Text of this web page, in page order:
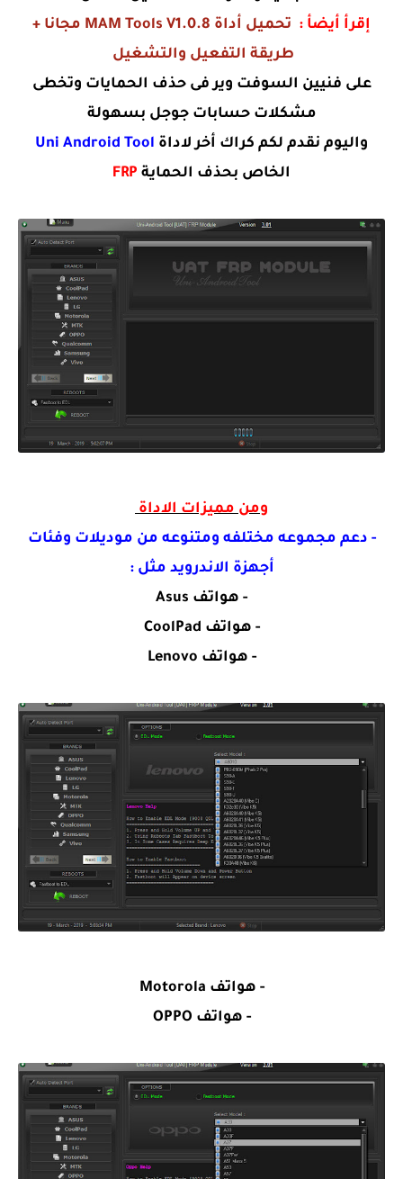
إقرأ أيضأ :
تحميل أداة MAM Tools V1.0.8 مجانا +
طريقة التفعيل والتشغيل
على فنيين السوفت وير فى حذف الحمايات وتخطى
مشكلات حسابات جوجل بسهولة
واليوم نقدم لكم كراك أخر لاداة Uni Android Tool
الخاص بحذف الحماية FRP
ومن مميزات الاداة
- دعم مجموعه مختلفه ومتنوعه من موديلات وفئات
أجهزة الاندرويد مثل :
- هواتف Asus
- هواتف CoolPad
- هواتف Lenovo
- هواتف Motorola
- هواتف OPPO